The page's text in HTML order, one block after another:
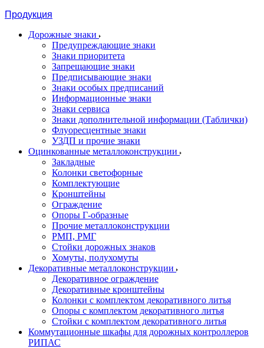
Продукция
Дорожные знаки
Предупреждающие знаки
Знаки приоритета
Запрещающие знаки
Предписывающие знаки
Знаки особых предписаний
Информационные знаки
Знаки сервиса
Знаки дополнительной информации (Таблички)
Флуоресцентные знаки
УЗДП и прочие знаки
Оцинкованные металлоконструкции
Закладные
Колонки светофорные
Комплектующие
Кронштейны
Ограждение
Опоры Г-образные
Прочие металлоконструкции
РМП, РМГ
Стойки дорожных знаков
Хомуты, полухомуты
Декоративные металлоконструкции
Декоративное ограждение
Декоративные кронштейны
Колонки с комплектом декоративного литья
Опоры с комплектом декоративного литья
Стойки с комплектом декоративного литья
Коммутационные шкафы для дорожных контроллеров
РИПАС